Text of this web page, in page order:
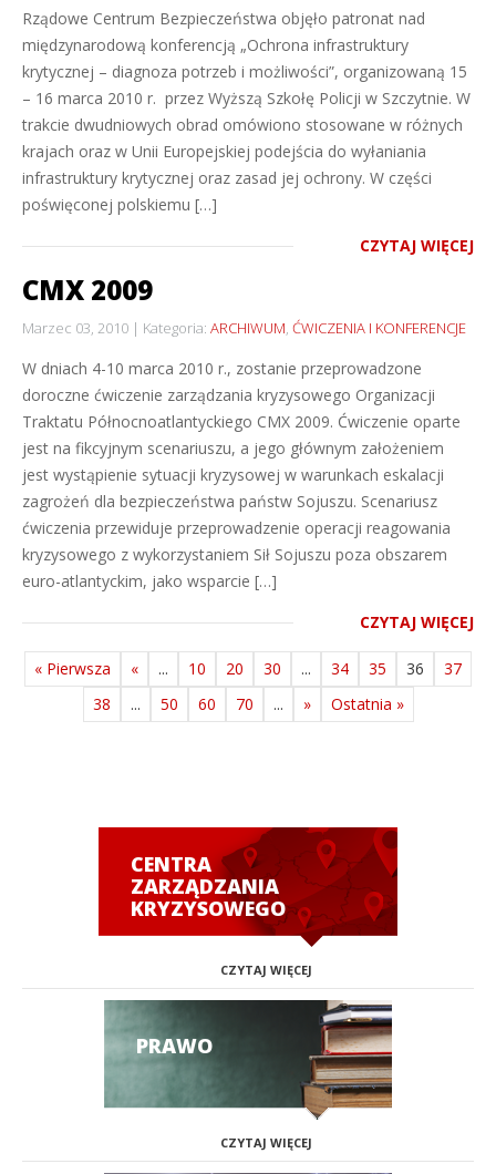
Rządowe Centrum Bezpieczeństwa objęło patronat nad
międzynarodową konferencją „Ochrona infrastruktury
krytycznej – diagnoza potrzeb i możliwości”, organizowaną 15
– 16 marca 2010 r. przez Wyższą Szkołę Policji w Szczytnie. W
trakcie dwudniowych obrad omówiono stosowane w różnych
krajach oraz w Unii Europejskiej podejścia do wyłaniania
infrastruktury krytycznej oraz zasad jej ochrony. W części
poświęconej polskiemu […]
CZYTAJ WIĘCEJ
CMX 2009
Marzec 03, 2010 Kategoria: ARCHIWUM, ĆWICZENIA I KONFERENCJE
W dniach 4-10 marca 2010 r., zostanie przeprowadzone
doroczne ćwiczenie zarządzania kryzysowego Organizacji
Traktatu Północnoatlantyckiego CMX 2009. Ćwiczenie oparte
jest na fikcyjnym scenariuszu, a jego głównym założeniem
jest wystąpienie sytuacji kryzysowej w warunkach eskalacji
zagrożeń dla bezpieczeństwa państw Sojuszu. Scenariusz
ćwiczenia przewiduje przeprowadzenie operacji reagowania
kryzysowego z wykorzystaniem Sił Sojuszu poza obszarem
euro-atlantyckim, jako wsparcie […]
CZYTAJ WIĘCEJ
« Pierwsza « ... 10 20 30 ... 34 35 36
37
38
... 50 60 70 ... » Ostatnia »
CENTRA
ZARZĄDZANIA
KRYZYSOWEGO
CZYTAJ WIĘCEJ
PRAWO
CZYTAJ WIĘCEJ